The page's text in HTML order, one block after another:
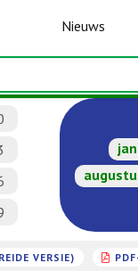
Nieuws
VERSIE)